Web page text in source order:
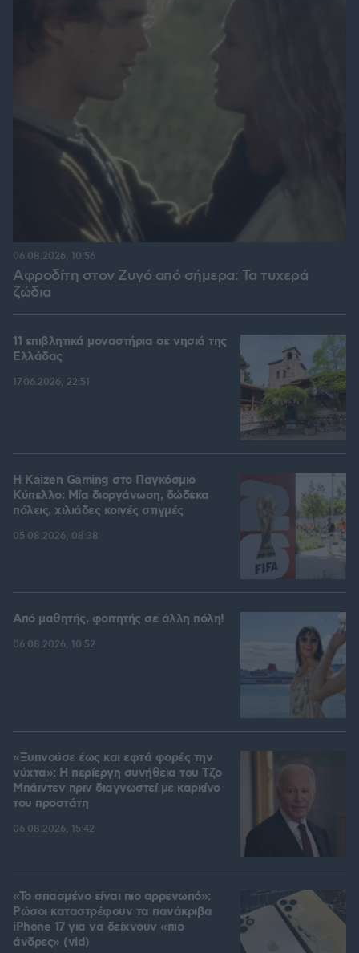
Αφροδίτη στον Ζυγό από σήμερα: Τα τυχερά
ζώδια
06.08.2026, 10:56
11 επιβλητικά μοναστήρια σε νησιά της
Ελλάδας
17.06.2026, 22:51
H Kaizen Gaming στο Παγκόσμιο
Kύπελλο: Μία διοργάνωση, δώδεκα
πόλεις, χιλιάδες κοινές στιγμές
05.08.2026, 08:38
Από μαθητής, φοιτητής σε άλλη πόλη!
06.08.2026, 10:52
«Ξυπνούσε έως και εφτά φορές την
νύχτα»: Η περίεργη συνήθεια του Τζο
Μπάιντεν πριν διαγνωστεί με καρκίνο
του προστάτη
06.08.2026, 15:42
«Το σπασμένο είναι πιο αρρενωπό»:
Ρώσοι καταστρέφουν τα πανάκριβα
iPhone 17 για να δείχνουν «πιο
άνδρες» (vid)